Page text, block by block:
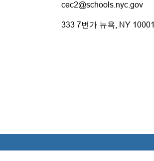
cec2@schools.nyc.gov
333 7번가 뉴욕, NY 10001